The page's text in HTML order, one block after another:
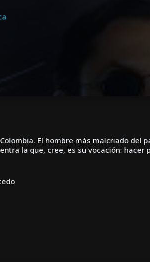
El hombre más malcriado
la que, cree, es su vocación: